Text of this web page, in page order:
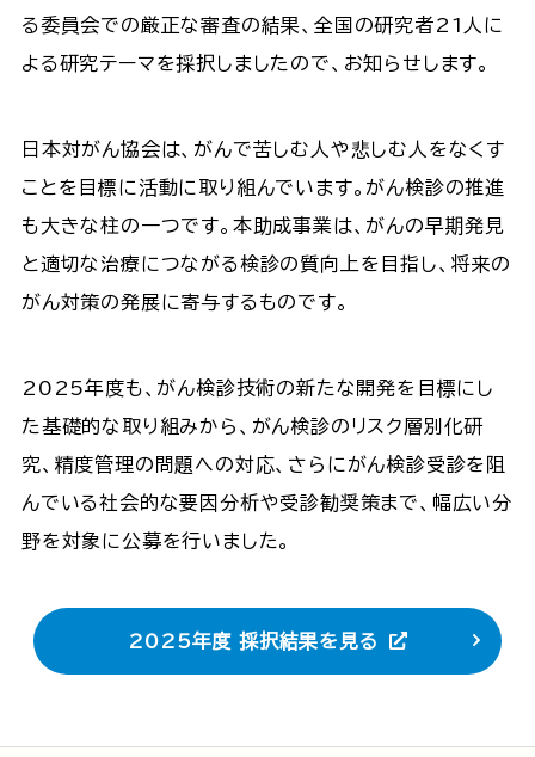
る委員会での厳正な審査の結果、全国の研究者21人に
よる研究テーマを採択しましたので、お知らせします。
日本対がん協会は、がんで苦しむ人や悲しむ人をなくす
ことを目標に活動に取り組んでいます。がん検診の推進
も大きな柱の一つです。本助成事業は、がんの早期発見
と適切な治療につながる検診の質向上を目指し、将来の
がん対策の発展に寄与するものです。
2025年度も、がん検診技術の新たな開発を目標にし
た基礎的な取り組みから、がん検診のリスク層別化研
究、精度管理の問題への対応、さらにがん検診受診を阻
んでいる社会的な要因分析や受診勧奨策まで、幅広い分
野を対象に公募を行いました。
2025年度 採択結果を見る